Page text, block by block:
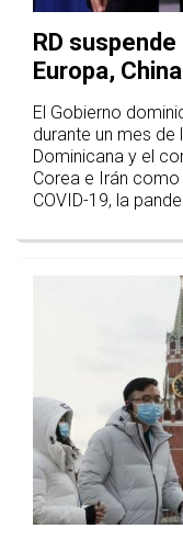
RD
Europa,
El Gobierno
durante un mes de
Dominicana y el
Corea e Irán
COVID-19, la